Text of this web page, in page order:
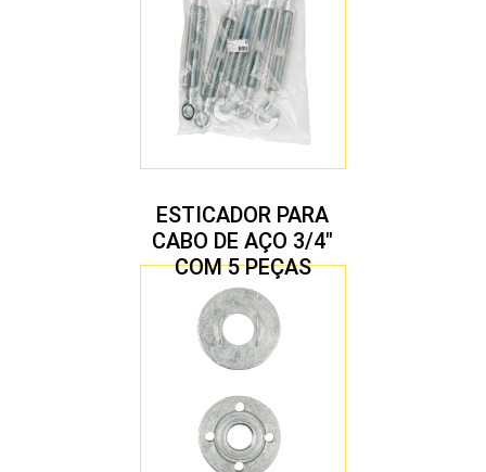
ESTICADOR PARA
CABO DE AÇO 3/4″
COM 5 PEÇAS